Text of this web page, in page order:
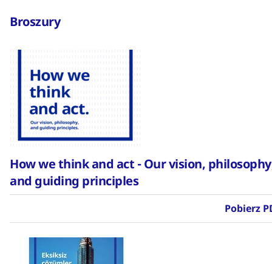
Broszury
How we think and act - Our vision,
and guiding principles
Pobierz